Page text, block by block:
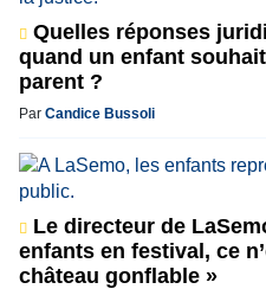
Quelles réponses
quand un enfant
parent ?
Par Candice Bussoli
Le directeur de
enfants en festival, ce
château gonflable »